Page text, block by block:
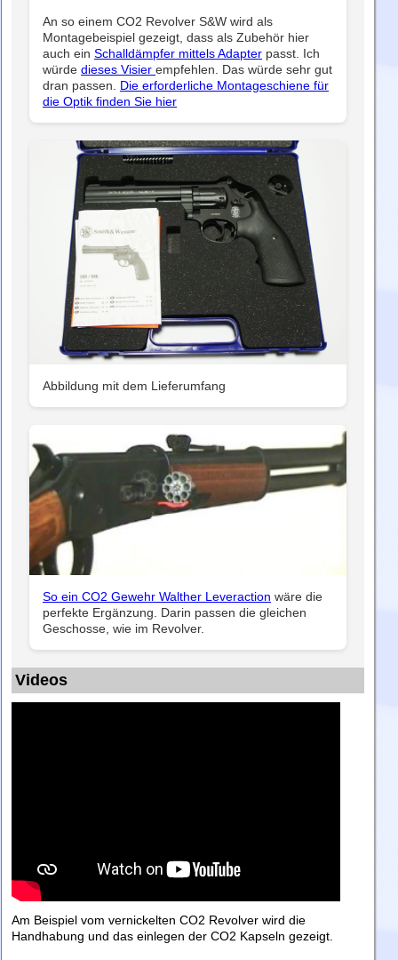
An so einem CO2 Revolver S&W wird als
Montagebeispiel gezeigt, dass als Zubehör hier
auch ein Schalldämpfer mittels Adapter passt. Ich
würde dieses Visier empfehlen. Das würde sehr gut
dran passen. Die erforderliche Montageschiene für
die Optik finden Sie hier
Abbildung mit dem Lieferumfang
So ein CO2 Gewehr Walther Leveraction wäre die
perfekte Ergänzung. Darin passen die gleichen
Geschosse, wie im Revolver.
Videos
Am Beispiel vom vernickelten CO2 Revolver wird die
Handhabung und das einlegen der CO2 Kapseln gezeigt.